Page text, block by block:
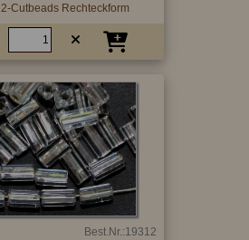
2-Cutbeads Rechteckform
Best.Nr.:19312